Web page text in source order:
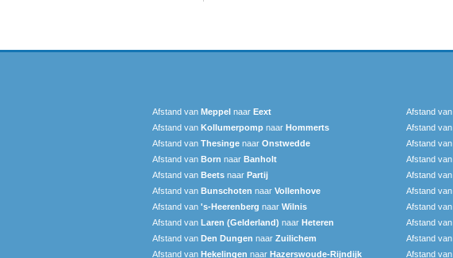
Afstand van Meppel naar Eext Afstand van
Afstand van Kollumerpomp naar Hommerts Afstand van
Afstand van Thesinge naar Onstwedde Afstand van
Afstand van Born naar Banholt Afstand van
Afstand van Beets naar Partij Afstand van
Afstand van Bunschoten naar Vollenhove Afstand van
Afstand van 's-Heerenberg naar Wilnis Afstand van
Afstand van Laren (Gelderland) naar Heteren Afstand van
Afstand van Den Dungen naar Zuilichem Afstand van
Afstand van Hekelingen naar Hazerswoude-Rijndijk Afstand van